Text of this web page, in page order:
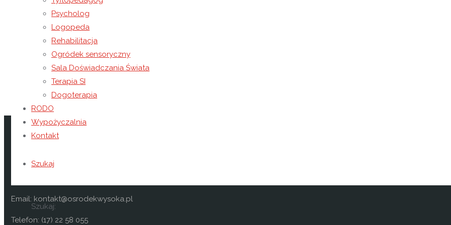
Psycholog
Logopeda
Rehabilitacja
Ogródek sensoryczny
Sala Doświadczania Świata
Terapia SI
Dogoterapia
RODO
Wypożyczalnia
Kontakt
Szukaj
Szukaj:
W programie wydarzenia nie zabrakło występów artystycznych współorganizatorów, zespołów tanecznych,
kiermaszów, gier i zabaw dla najmłodszych z nagrodami, pokazów w wykonaniu Komendy Powiatowej Państwowej
Policji z Łańcucie.
Kontakt
Wysoka 49
Email: kontakt@osrodekwysoka.pl
Telefon: (17) 22 58 055